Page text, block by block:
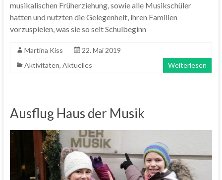
musikalischen Früherziehung, sowie alle Musikschüler
hatten und nutzten die Gelegenheit, ihren Familien
vorzuspielen, was sie so seit Schulbeginn
Martina Kiss
22. Mai 2019
Aktivitäten, Aktuelles Weiterlesen
Ausflug Haus der Musik